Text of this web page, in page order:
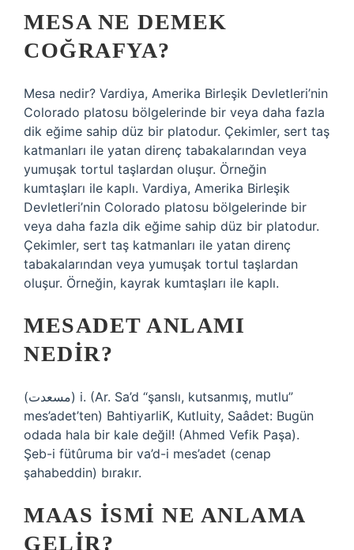
MESA NE DEMEK
COĞRAFYA?
Mesa nedir? Vardiya, Amerika Birleşik Devletleri’nin
Colorado platosu bölgelerinde bir veya daha fazla
dik eğime sahip düz bir platodur. Çekimler, sert taş
katmanları ile yatan direnç tabakalarından veya
yumuşak tortul taşlardan oluşur. Örneğin
kumtaşları ile kaplı. Vardiya, Amerika Birleşik
Devletleri’nin Colorado platosu bölgelerinde bir
veya daha fazla dik eğime sahip düz bir platodur.
Çekimler, sert taş katmanları ile yatan direnç
tabakalarından veya yumuşak tortul taşlardan
oluşur. Örneğin, kayrak kumtaşları ile kaplı.
MESADET ANLAMI
NEDIR?
(ﻣﺴﻌﺪﺕ) i. (Ar. Sa’d “şanslı, kutsanmış, mutlu”
mes’adet’ten) BahtiyarliK, Kutluity, Saâdet: Bugün
odada hala bir kale değil! (Ahmed Vefik Paşa).
Şeb-i fütûruma bir va’d-i mes’adet (cenap
şahabeddin) bırakır.
MAAS ISMI NE ANLAMA
GELIR?